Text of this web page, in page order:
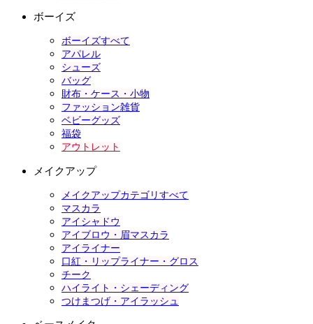
ボーイズ
ボーイズすべて
アパレル
シューズ
バッグ
財布・ケース・小物
ファッション雑貨
ベビーグッズ
福袋
アウトレット
メイクアップ
メイクアップカテゴリすべて
マスカラ
アイシャドウ
アイブロウ・眉マスカラ
アイライナー
口紅・リップライナー・グロス
チーク
ハイライト・シェーディング
つけまつげ・アイラッシュ